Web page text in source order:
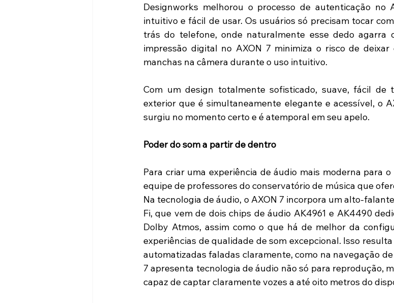
Designworks melhorou o processo de autenticação no
intuitivo e fácil de usar. Os usuários só precisam tocar
trás do telefone, onde naturalmente esse dedo agarra
impressão digital no AXON 7 minimiza o risco de
manchas na câmera durante o uso intuitivo.
Com um design totalmente sofisticado, suave, fácil de
exterior que é simultaneamente elegante e acessível, o
surgiu no momento certo e é atemporal em seu apelo.
Poder do som a partir de dentro
Para criar uma experiência de áudio mais moderna para o
equipe de professores do conservatório de música que
Na tecnologia de áudio, o AXON 7 incorpora um alto-
Fi, que vem de dois chips de áudio AK4961 e AK4490
Dolby Atmos, assim como o que há de melhor da
experiências de qualidade de som excepcional. Isso
automatizadas faladas claramente, como na navegação
7 apresenta tecnologia de áudio não só para reprodução,
capaz de captar claramente vozes a até oito metros do